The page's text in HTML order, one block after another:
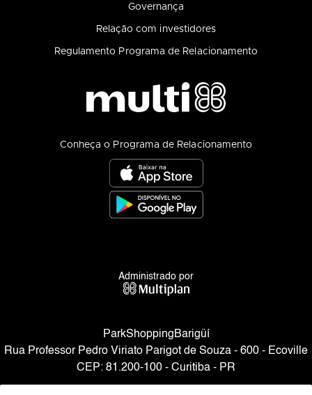
Governança
Relação com investidores
Regulamento Programa de Relacionamento
Conheça o Programa de Relacionamento
Administrado por
ParkShoppingBarigüí
Rua Professor Pedro Viriato Parigot de Souza - 600 - Ecoville
CEP: 81.200-100 - Curitiba - PR